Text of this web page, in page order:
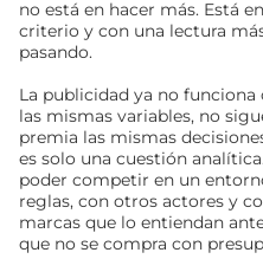
no está en hacer más. Está
criterio y con una lectura
pasando.
La publicidad ya no funciona
las mismas variables, no
premia las mismas
es solo una cuestión
poder competir en un
reglas, con otros actores y
marcas que lo entiendan
que no se compra con